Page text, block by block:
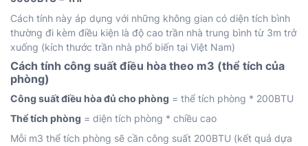
Cách tính này áp dụng với những không gian có diện tích bình
thường đi kèm điều kiện là độ cao trần nhà trung bình từ 3m trở
xuống (kích thước trần nhà phổ biến tại Việt Nam)
Cách tính công suất điều hòa theo m3 (thể tích của
phòng)
Công suất điều hòa đủ cho phòng = thể tích phòng * 200BTU
Thể tích phòng = diện tích phòng * chiều cao
Mỗi m3 thể tích phòng sẽ cần công suất 200BTU (kết quả dựa